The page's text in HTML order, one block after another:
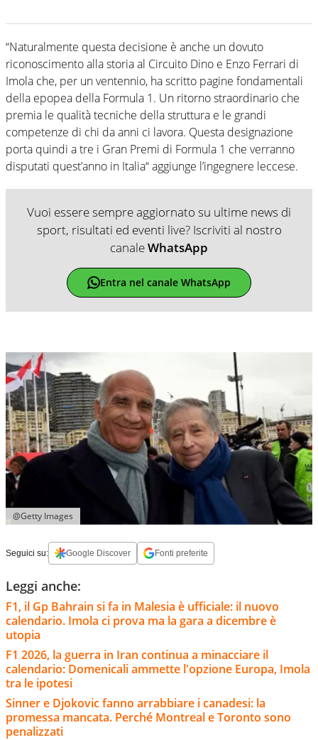
“Naturalmente questa decisione è anche un dovuto
riconoscimento alla storia al Circuito Dino e Enzo Ferrari di
Imola che, per un ventennio, ha scritto pagine fondamentali
della epopea della Formula 1. Un ritorno straordinario che
premia le qualità tecniche della struttura e le grandi
competenze di chi da anni ci lavora. Questa designazione
porta quindi a tre i Gran Premi di Formula 1 che verranno
disputati quest’anno in Italia“ aggiunge l’ingegnere leccese.
Vuoi essere sempre aggiornato su ultime news di
sport, risultati ed eventi live? Iscriviti al nostro
canaleWhatsApp
Entra nel canale WhatsApp
@Getty Images
Seguici su: Google Discover Fonti preferite
Leggi anche:
F1, il Gp Bahrain si fa in Malesia è ufficiale: il nuovo
calendario. Imola ci prova ma la gara a dicembre è
utopia
F1 2026, la guerra in Iran continua a minacciare il
calendario: Domenicali ammette l'opzione Europa, Imola
tra le ipotesi
Sinner e Djokovic fanno arrabbiare i canadesi: la
promessa mancata. Perché Montreal e Toronto sono
penalizzati